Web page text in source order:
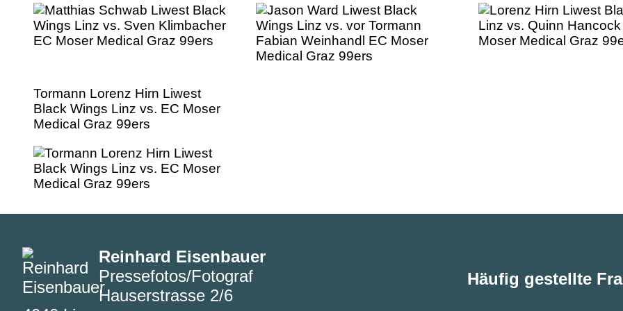
Tormann Lorenz Hirn Liwest
Black Wings Linz vs. EC Moser
Medical Graz 99ers
Reinhard Eisenbauer
Pressefotos/Fotograf
Hauserstrasse 2/6
Häufig gestellte